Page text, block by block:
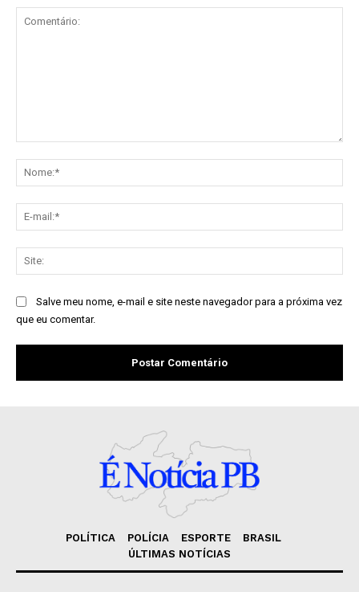
Salve meu nome, e-mail e site neste navegador para a próxima vez
que eu comentar.
POLÍTICA POLÍCIA ESPORTE
BRASIL
ÚLTIMAS NOTÍCIAS